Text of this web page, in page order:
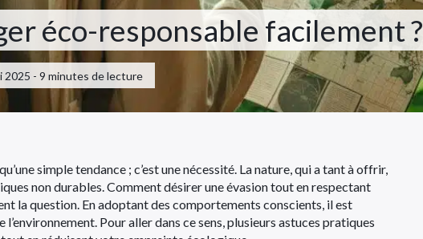
éco-responsable facilement ?
2025 - 9 minutes de lecture
simple tendance ; c’est une nécessité. La nature, qui a tant à offrir,
non durables. Comment désirer une évasion tout en respectant
la question. En adoptant des comportements conscients, il est
Pour aller dans ce sens, plusieurs astuces pratiques